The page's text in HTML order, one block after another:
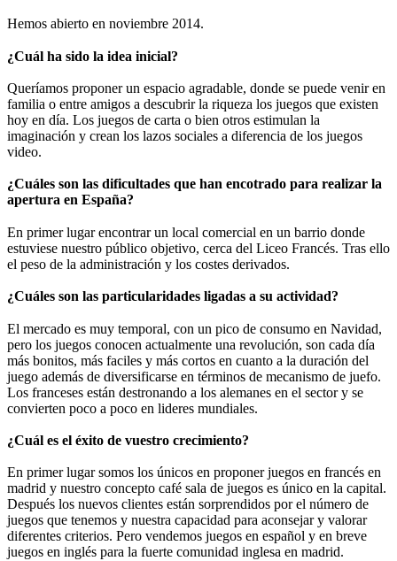
Hemos abierto en noviembre 2014.
¿Cuál ha sido la idea inicial?
Queríamos proponer un espacio agradable, donde se puede venir en
familia o entre amigos a descubrir la riqueza los juegos que existen
hoy en día. Los juegos de carta o bien otros estimulan la
imaginación y crean los lazos sociales a diferencia de los juegos
video.
¿Cuáles son las dificultades que han encotrado para realizar la
apertura en España?
En primer lugar encontrar un local comercial en un barrio donde
estuviese nuestro público objetivo, cerca del Liceo Francés. Tras ello
el peso de la administración y los costes derivados.
¿Cuáles son las particularidades ligadas a su actividad?
El mercado es muy temporal, con un pico de consumo en Navidad,
pero los juegos conocen actualmente una revolución, son cada día
más bonitos, más faciles y más cortos en cuanto a la duración del
juego además de diversificarse en términos de mecanismo de juefo.
Los franceses están destronando a los alemanes en el sector y se
convierten poco a poco en lideres mundiales.
¿Cuál es el éxito de vuestro crecimiento?
En primer lugar somos los únicos en proponer juegos en francés en
madrid y nuestro concepto café sala de juegos es único en la capital.
Después los nuevos clientes están sorprendidos por el número de
juegos que tenemos y nuestra capacidad para aconsejar y valorar
diferentes criterios. Pero vendemos juegos en español y en breve
juegos en inglés para la fuerte comunidad inglesa en madrid.